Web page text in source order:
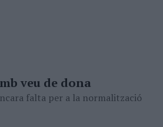
veu de dona
falta per a la normalització